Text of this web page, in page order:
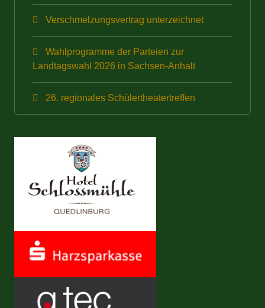
Verschmelzungsvertrag unterzeichnet
Wahlprogramme der Parteien zur
Landtagswahl 2026 in Sachsen-Anhalt
26. regionales Schülertheatertreffen